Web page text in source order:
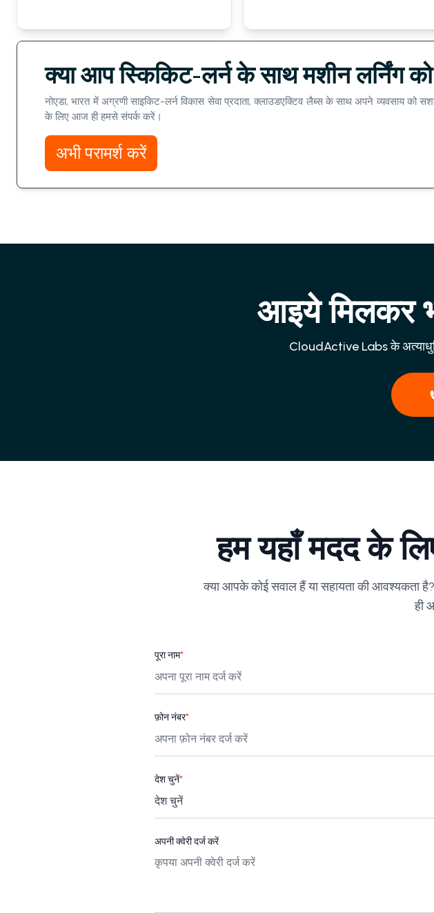
क्या आप स्किकिट-लर्न के साथ मशीन लर्निंग
नोएडा, भारत में अग्रणी साइकिट-लर्न विकास सेवा प्रदाता, क्लाउडएक्टिव लैब्स के साथ अपने व्यवसाय को
के लिए आज ही हमसे संपर्क करें।
अभी परामर्श करें
आइये मिलकर
CloudActive Labs के
हम यहाँ मदद के
क्या आपके कोई सवाल हैं या सहायता की आवश्यकता
ही
पूरा नाम*
फ़ोन नंबर*
देश चुनें*
अपनी क्वेरी दर्ज करें